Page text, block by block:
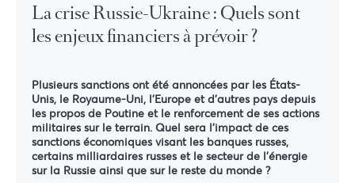
La crise Russie-Ukraine : Quels sont
les enjeux financiers à prévoir ?
Plusieurs sanctions ont été annoncées par les États-
Unis, le Royaume-Uni, l’Europe et d’autres pays depuis
les propos de Poutine et le renforcement de ses actions
militaires sur le terrain. Quel sera l’impact de ces
sanctions économiques visant les banques russes,
certains milliardaires russes et le secteur de l’énergie
sur la Russie ainsi que sur le reste du monde ?